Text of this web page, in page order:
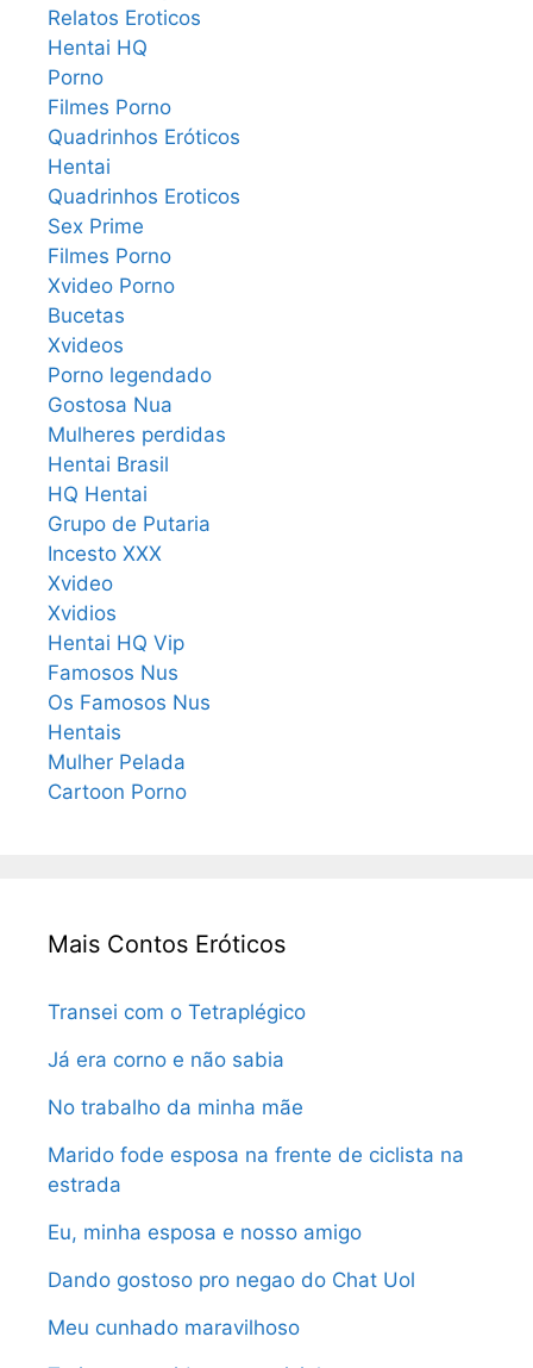
Relatos Eroticos
Hentai HQ
Porno
Filmes Porno
Quadrinhos Eróticos
Hentai
Quadrinhos Eroticos
Sex Prime
Filmes Porno
Xvideo Porno
Bucetas
Xvideos
Porno legendado
Gostosa Nua
Mulheres perdidas
Hentai Brasil
HQ Hentai
Grupo de Putaria
Incesto XXX
Xvideo
Xvidios
Hentai HQ Vip
Famosos Nus
Os Famosos Nus
Hentais
Mulher Pelada
Cartoon Porno
Mais Contos Eróticos
Transei com o Tetraplégico
Já era corno e não sabia
No trabalho da minha mãe
Marido fode esposa na frente de ciclista na
estrada
Eu, minha esposa e nosso amigo
Dando gostoso pro negao do Chat Uol
Meu cunhado maravilhoso